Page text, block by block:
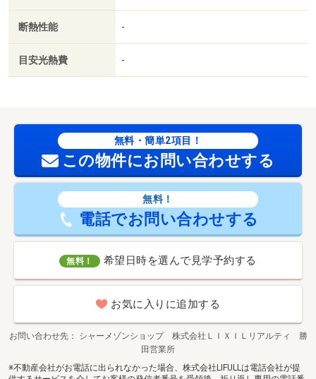
断熱性能 -
目安光熱費 -
無料・簡単2項目！
この物件にお問い合わせする
無料！
電話でお問い合わせする
無料！ 希望日時を選んで見学予約する
お気に入りに追加する
お問い合わせ先
シャーメゾンショップ 株式会社ＬＩＸＩＬリアルティ 勝
田営業所
※不動産会社がお電話に出られなかった場合、株式会社LIFULLは電話会社が提